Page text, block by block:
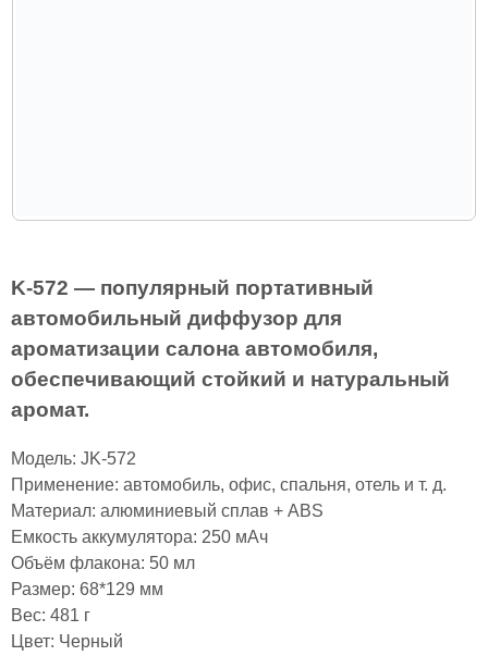
K-572 — популярный портативный
автомобильный диффузор для
ароматизации салона автомобиля,
обеспечивающий стойкий и натуральный
аромат.
Модель: JK-572
Применение: автомобиль, офис, спальня, отель и т. д.
Материал: алюминиевый сплав + ABS
Емкость аккумулятора: 250 мАч
Объём флакона: 50 мл
Размер: 68*129 мм
Вес: 481 г
Цвет: Черный